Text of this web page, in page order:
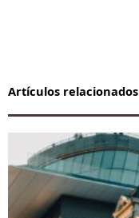
Artículos relacionados